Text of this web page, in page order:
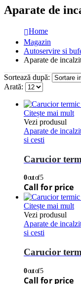
Aparate de
Home
Magazin
Autoservire si
Aparate de
Sortează după:
Arată:
Citește mai mult
Vezi produsul
Aparate de
si cesti
Carucior
0out of 5
Call for price
Citește mai mult
Vezi produsul
Aparate de
si cesti
Carucior
0out of 5
Call for price